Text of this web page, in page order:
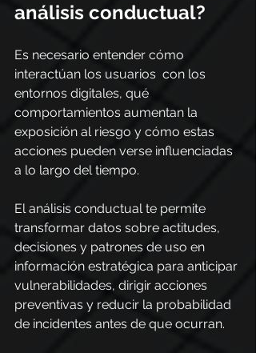
análisis conductual?
Es necesario entender cómo
interactúan los usuarios  con los
entornos digitales, qué
comportamientos aumentan la
exposición al riesgo y cómo estas
acciones pueden verse influenciadas
a lo largo del tiempo.
El análisis conductual te permite
transformar datos sobre actitudes,
decisiones y patrones de uso en
información estratégica para anticipar
vulnerabilidades, dirigir acciones
preventivas y reducir la probabilidad
de incidentes antes de que ocurran.